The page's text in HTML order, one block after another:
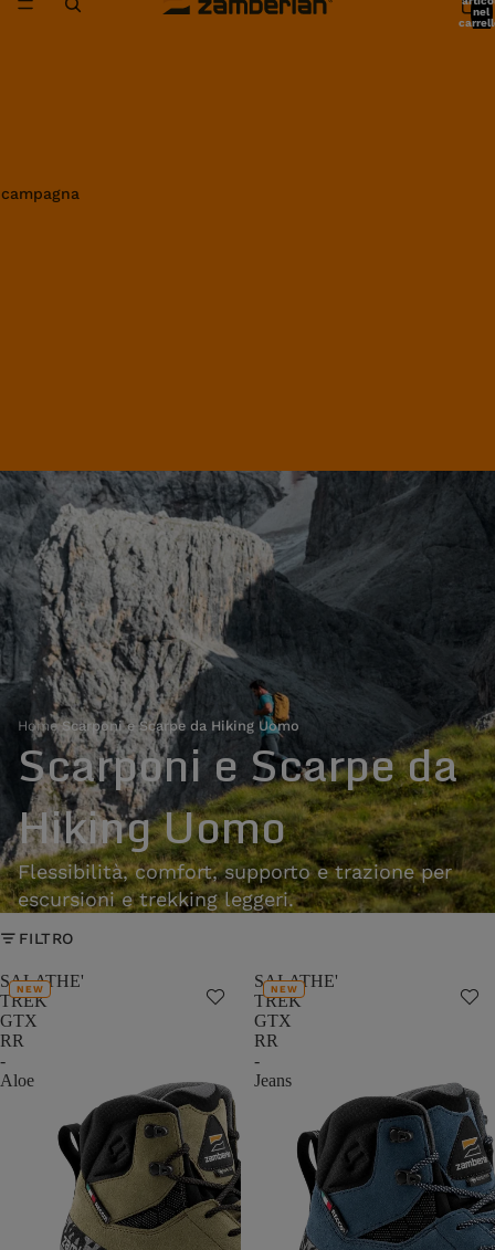
nel
Home›Scarponi e Scarpe da Hiking Uomo
Scarponi e Scarpe da
Hiking Uomo
Flessibilità, comfort, supporto e trazione per
escursioni e trekking leggeri.
FILTRO
SALATHE'
TREK
GTX
RR
-
Aloe
NEW
SALATHE'
TREK
GTX
RR
-
Jeans
NEW